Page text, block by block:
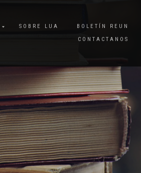
SOBRE LUA
BOLETÍN REUN
CONTACTANOS